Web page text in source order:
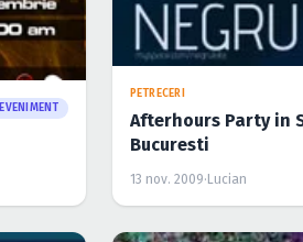
EVENIMENT
PETRECERI
Afterhours Party in
Bucuresti
13 nov. 2009· Lucian